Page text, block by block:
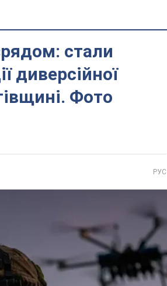
стали
диверсійної
Фото
РУС